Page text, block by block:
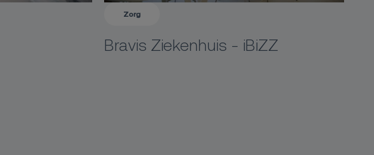
Zorg
Bravis Ziekenhuis - iBiZZ